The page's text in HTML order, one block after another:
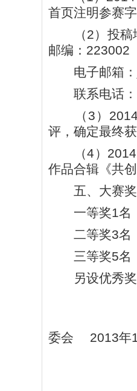
首页注明参赛
（2）投稿
邮编：223002
电子邮箱：
联系电话：
（3）2014
评，确定最终
（4）2014
作品合辑《共
五、大赛
一等奖1名
二等奖3名
三等奖5名
另设优秀奖
委会 2013年